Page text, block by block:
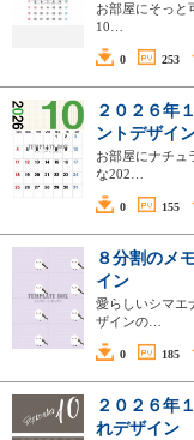
お部屋にそっと
10…
0 253
２０２６年
ントデザイ
お部屋にナチュ
な202…
0 155
８分割のメ
イン
愛らしいシマエ
ザインの…
0 185
２０２６年
れデザイン